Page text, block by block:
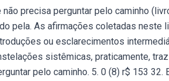
precisa perguntar pelo caminho
pela. As afirmações coletadas neste
ou esclarecimentos
sistêmicas, praticamente,
pelo caminho. 5. 0 (8) r$ 153